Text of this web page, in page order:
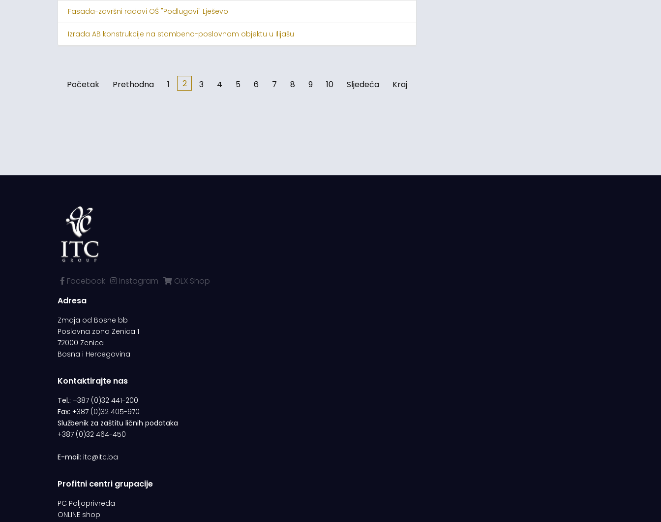
Fasada-završni radovi OŠ "Podlugovi" Lješevo
Izrada AB konstrukcije na stambeno-poslovnom objektu u Ilijašu
Početak Prethodna 1 2 3 4 5 6 7 8 9 10 Sljedeća Kraj
Facebook Instagram
OLX Shop
Adresa
Zmaja od Bosne bb
Poslovna zona Zenica 1
72000 Zenica
Bosna i Hercegovina
Kontaktirajte nas
Tel.: +387 (0)32 441-200
Fax: +387 (0)32 405-970
Službenik za zaštitu ličnih podataka
+387 (0)32 464-450
E-mail: itc@itc.ba
Profitni centri grupacije
PC Poljoprivreda
ONLINE shop